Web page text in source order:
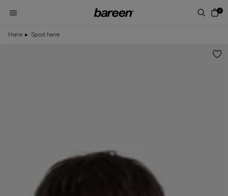
0
Herre ▸ Sport herre